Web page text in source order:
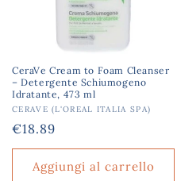
CeraVe Cream to Foam Cleanser
– Detergente Schiumogeno
Idratante, 473 ml
Produttore:
CERAVE (L'OREAL ITALIA SPA)
Prezzo
di
listino
€18.89
Aggiungi al carrello